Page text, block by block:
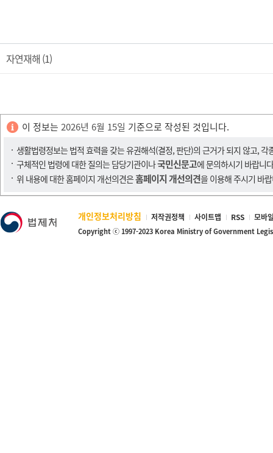
자연재해 (1)
이 정보는 2026년 6월 15일 기준으로 작성된 것입니다.
생활법령정보는 법적 효력을 갖는 유권해석(결정, 판단)의 근거가 되지 않고,
구체적인 법령에 대한 질의는 담당기관이나국민신문고에 문의하시기 바랍니
위 내용에 대한 홈페이지 개선의견은홈페이지 개선의견을 이용해 주시기 바
개인정보처리방침 저작권정책 사이트맵 RSS 모바
Copyright ⓒ 1997-2023 Korea Ministry of Government